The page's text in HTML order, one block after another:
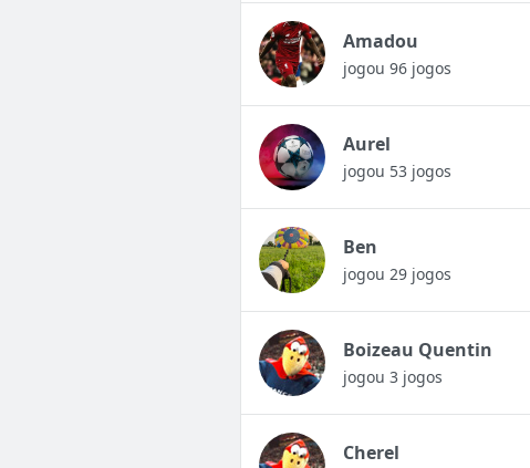
Amadou
jogou 96 jogos
Aurel
jogou 53 jogos
Ben
jogou 29 jogos
Boizeau Quentin
jogou 3 jogos
Cherel